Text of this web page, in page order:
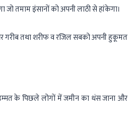
तमाम इंसानों को अपनी लाठी से हांकेगा।
गरीब तथा शरीफ व रजिल सबको अपनी हुकूमत
के पिछले लोगों में जमीन का धंस जाना और